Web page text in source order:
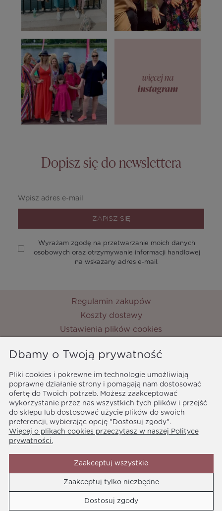
Dopisz się do newslettera
ZAPISZ SIĘ
Wyrażam zgodę na przetwarzanie moich danych
osobowych oraz otrzymywanie informacji handlowej
na wskazany adres e-mail.
Regulamin zakupów
Koszty dostawy
Ustawienia plików cookies
Metody płatności
Ochrona danych osobowych
Polityka prywatności
MyPrincess
ul. Nocznickiego 33
01-918 Warszawa
Media społecznościowe
Dbamy o Twoją prywatność
Pliki cookies i pokrewne im technologie umożliwiają
poprawne działanie strony i pomagają nam dostosować
ofertę do Twoich potrzeb. Możesz zaakceptować
wykorzystanie przez nas wszystkich tych plików i przejść
do sklepu lub dostosować użycie plików do swoich
preferencji, wybierając opcję "Dostosuj zgody".
Więcej o plikach cookies przeczytasz w naszej Polityce
prywatności.
Zaakceptuj tylko niezbędne
Dostosuj zgody
Zaakceptuj wszystkie